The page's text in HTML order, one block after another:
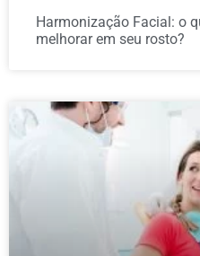
Harmonização Facial: o
melhorar em seu rosto?